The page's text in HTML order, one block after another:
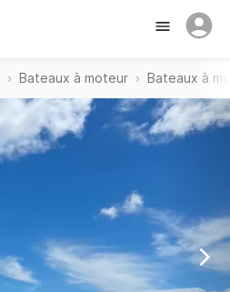
Bateaux à moteur Bateaux à